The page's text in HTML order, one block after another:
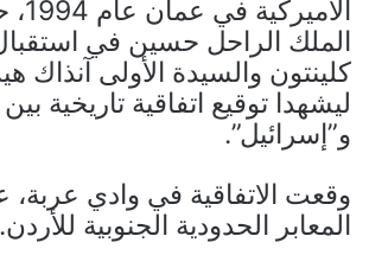
الملك الراحل حسين في
كلينتون والسيدة الأولى آنذاك
ليشهدا توقيع اتفاقية تاريخية
و”إسرائيل”.
وقعت الاتفاقية في وادي عربة،
المعابر الحدودية الجنوبية للأردن.